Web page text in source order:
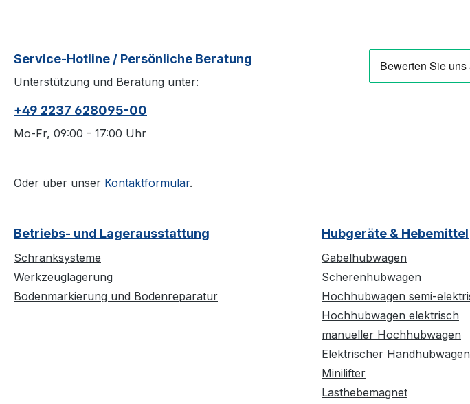
Service-Hotline / Persönliche Beratung
Unterstützung und Beratung unter:
+49 2237 628095-00
Mo-Fr, 09:00 - 17:00 Uhr
Oder über unser Kontaktformular.
Betriebs- und Lagerausstattung
Schranksysteme
Werkzeuglagerung
Bodenmarkierung und Bodenreparatur
Hubgeräte & Hebemittel
Gabelhubwagen
Scherenhubwagen
Hochhubwagen semi-
Hochhubwagen elektrisch
manueller Hochhubwagen
Elektrischer Handhubwagen
Minilifter
Lasthebemagnet